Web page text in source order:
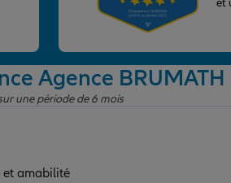
Agence BRUMATH
une période de 6 mois
et amabilité